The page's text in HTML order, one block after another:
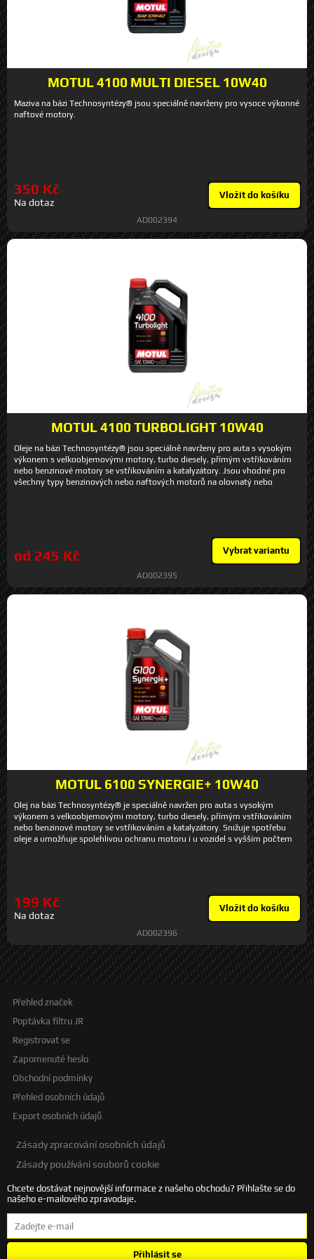
MOTUL 4100 MULTI DIESEL 10W40
Maziva na bázi Technosyntézy® jsou speciálně navrženy pro vysoce výkonné
naftové motory.
350 Kč
Na dotaz
Vložit do košíku
AD002394
MOTUL 4100 TURBOLIGHT 10W40
Oleje na bázi Technosyntézy® jsou speciálně navrženy pro auta s vysokým
výkonem s velkoobjemovými motory, turbo diesely, přímým vstřikováním
nebo benzinové motory se vstřikováním a katalyzátory. Jsou vhodné pro
všechny typy benzinových nebo naftových motorů na olovnatý nebo
od 245 Kč Vybrat variantu
AD002395
MOTUL 6100 SYNERGIE+ 10W40
Olej na bázi Technosyntézy® je speciálně navržen pro auta s vysokým
výkonem s velkoobjemovými motory, turbo diesely, přímým vstřikováním
nebo benzinové motory se vstřikováním a katalyzátory. Snižuje spotřebu
oleje a umožňuje spolehlivou ochranu motoru i u vozidel s vyšším počtem
199 Kč
Na dotaz
Vložit do košíku
AD002396
Přehled značek
Poptávka filtru JR
Registrovat se
Zapomenuté heslo
Obchodní podmínky
Přehled osobních údajů
Export osobních údajů
Zásady zpracování osobních údajů
Zásady používání souborů cookie
Chcete dostávat nejnovější informace z našeho obchodu? Přihlašte se do
našeho e-mailového zpravodaje.
Přihlásit se